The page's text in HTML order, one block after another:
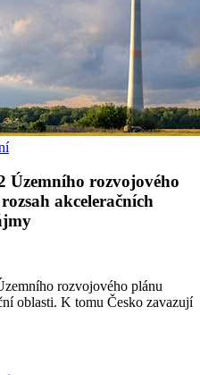
Územního rozvojového
akceleračních
rozvojového plánu
oblasti. K tomu Česko zavazují